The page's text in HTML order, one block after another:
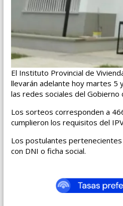
El Instituto Provincial de
llevarán adelante hoy martes 5
las redes sociales del Gobierno
Los sorteos corresponden a
cumplieron los requisitos del
Los postulantes
con DNI o ficha social.